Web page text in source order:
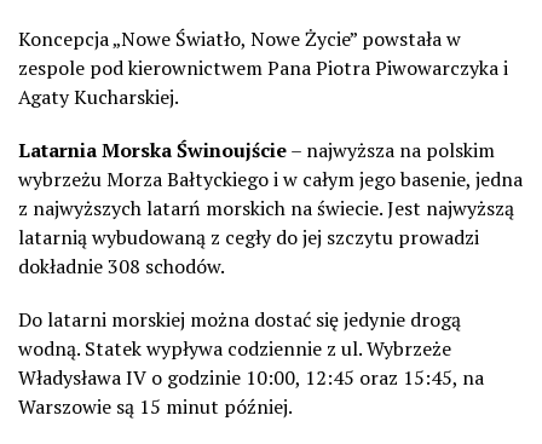
Koncepcja „Nowe Światło, Nowe Życie” powstała w
zespole pod kierownictwem Pana Piotra Piwowarczyka i
Agaty Kucharskiej.
Latarnia Morska Świnoujście– najwyższa na polskim
wybrzeżu Morza Bałtyckiego i w całym jego basenie, jedna
z najwyższychlatarń morskich na świecie. Jest najwyższą
latarnią wybudowaną z cegły do jej szczytu prowadzi
dokładnie 308 schodów.
Do latarni morskiej można dostać się jedynie drogą
wodną. Statek wypływa codziennie z ul. Wybrzeże
Władysława IV o godzinie 10:00, 12:45 oraz 15:45, na
Warszowie są 15 minut później.